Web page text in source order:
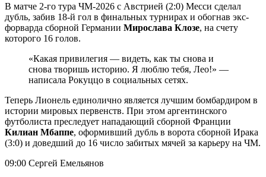
В матче 2-го тура ЧМ-2026 с Австрией (2:0) Месси сделал
дубль, забив 18-й гол в финальных турнирах и обогнав экс-
форварда сборной Германии Мирослава Клозе, на счету
которого 16 голов.
«Какая привилегия — видеть, как ты снова и
снова творишь историю. Я люблю тебя, Лео!» —
написала Рокуццо в социальных сетях.
Теперь Лионель единолично является лучшим бомбардиром в
истории мировых первенств. При этом аргентинского
футболиста преследует нападающий сборной Франции
Килиан Мбаппе, оформивший дубль в ворота сборной Ирака
(3:0) и доведший до 16 число забитых мячей за карьеру на ЧМ.
09:00 Сергей Емельянов